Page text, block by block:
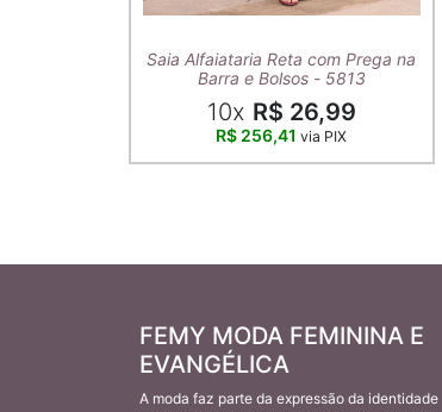
Saia Alfaiataria Reta com Prega na
Barra e Bolsos - 5813
10x R$ 26,99
R$ 256,41via PIX
FEMY MODA FEMININA E
EVANGÉLICA
A moda faz parte da expressão da identidade